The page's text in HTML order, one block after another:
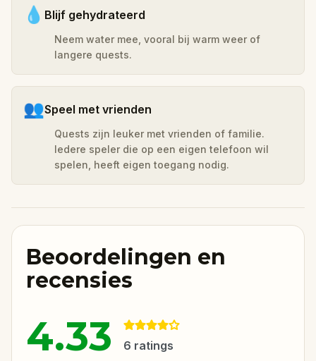
💧 Blijf gehydrateerd
Neem water mee, vooral bij warm weer of
langere quests.
👥Speel met vrienden
Quests zijn leuker met vrienden of familie.
Iedere speler die op een eigen telefoon wil
spelen, heeft eigen toegang nodig.
Beoordelingen en
recensies
4.33 6 ratings